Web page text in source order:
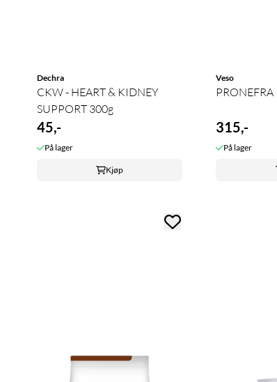
Dechra
CKW - HEART & KIDNEY
SUPPORT 300g
45,-
På lager
Kjøp
Veso
PRONEFRA
315,-
På lager